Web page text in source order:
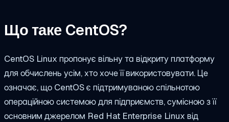
Що таке CentOS?
CentOS Linux пропонує вільну та відкриту платформу
для обчислень усім, хто хоче її використовувати. Це
означає, що CentOS є підтримуваною спільнотою
операційною системою для підприємств, сумісною з її
основним джерелом Red Hat Enterprise Linux від